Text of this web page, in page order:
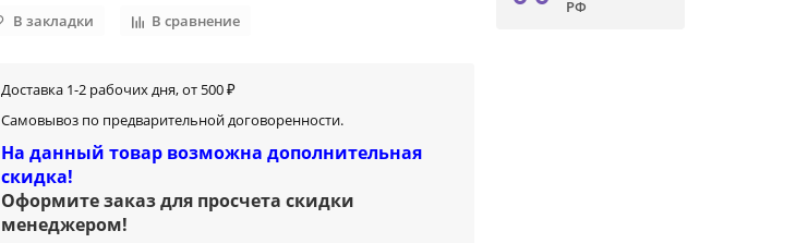
В закладки В сравнение
Доставка 1-2 рабочих дня, от 500 ₽
Самовывоз по предварительной договоренности.
На данный товар возможна дополнительная
скидка!
Оформите заказ для просчета скидки
менеджером!
РФ